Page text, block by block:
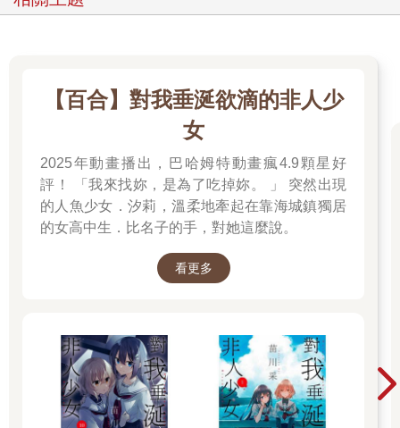
【百合】對我垂涎欲滴的非人少
女
2025年動畫播出，巴哈姆特動畫瘋4.9顆星好
評！ 「我來找妳，是為了吃掉妳。 」 突然出現
的人魚少女．汐莉，溫柔地牽起在靠海城鎮獨居
的女高中生．比名子的手，對她這麼說。
看更多